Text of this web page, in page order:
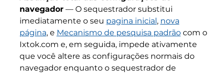
navegador— O sequestrador substitui
imediatamente o seu pagina inicial, nova
página, e Mecanismo de pesquisa padrãocom o
Ixtok.com e, em seguida, impede ativamente
que você altere as configurações normais do
navegador enquanto o sequestrador de